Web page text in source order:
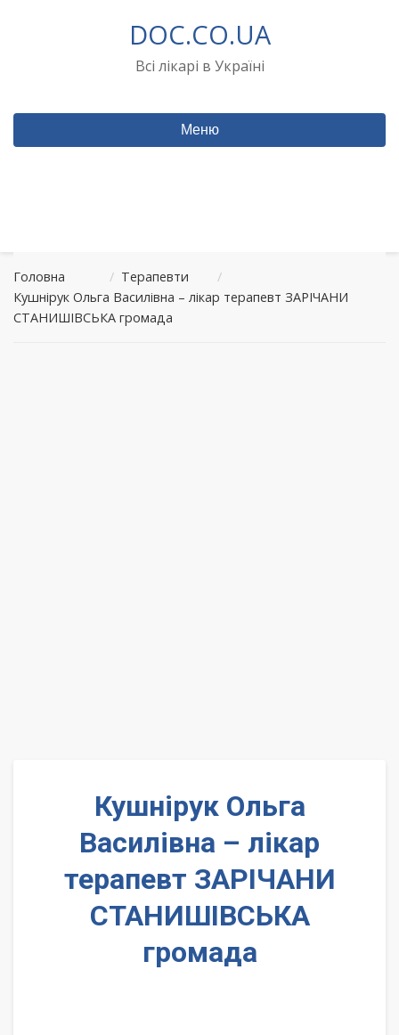
DOC.CO.UA
Всі лікарі в Україні
Меню
Головна / Терапевти
/
Кушнірук Ольга Василівна – лікар терапевт ЗАРІЧАНИ
СТАНИШІВСЬКА громада
Кушнірук Ольга
Василівна – лікар
терапевт ЗАРІЧАНИ
СТАНИШІВСЬКА
громада